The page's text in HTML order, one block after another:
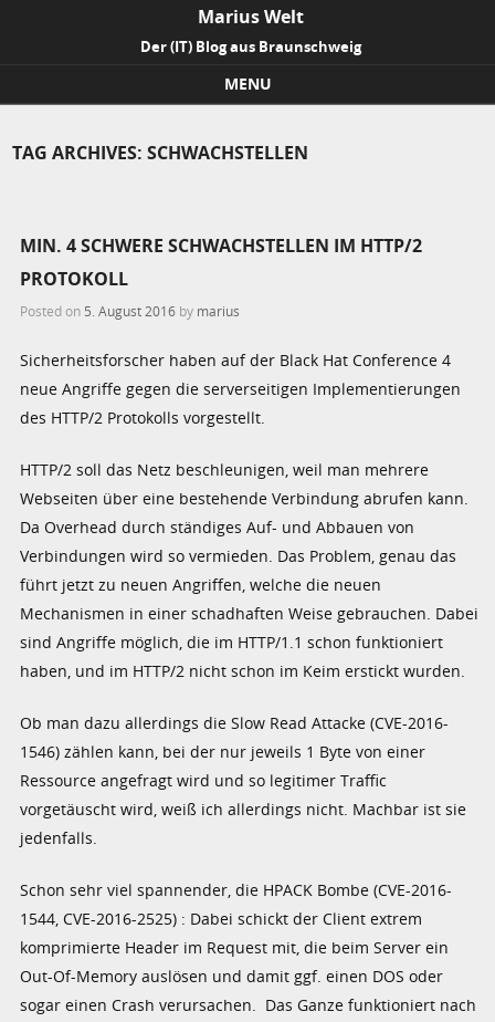
Marius Welt
Der (IT) Blog aus Braunschweig
MENU
TAG ARCHIVES:SCHWACHSTELLEN
MIN. 4 SCHWERE SCHWACHSTELLEN IM HTTP/2
PROTOKOLL
Posted on 5. August 2016 by marius
Sicherheitsforscher haben auf der Black Hat Conference 4
neue Angriffe gegen die serverseitigen Implementierungen
des HTTP/2 Protokolls vorgestellt.
HTTP/2 soll das Netz beschleunigen, weil man mehrere
Webseiten über eine bestehende Verbindung abrufen kann.
Da Overhead durch ständiges Auf- und Abbauen von
Verbindungen wird so vermieden. Das Problem, genau das
führt jetzt zu neuen Angriffen, welche die neuen
Mechanismen in einer schadhaften Weise gebrauchen. Dabei
sind Angriffe möglich, die im HTTP/1.1 schon funktioniert
haben, und im HTTP/2 nicht schon im Keim erstickt wurden.
Ob man dazu allerdings die Slow Read Attacke (CVE-2016-
1546) zählen kann, bei der nur jeweils 1 Byte von einer
Ressource angefragt wird und so legitimer Traffic
vorgetäuscht wird, weiß ich allerdings nicht. Machbar ist sie
jedenfalls.
Schon sehr viel spannender, die HPACK Bombe (CVE-2016-
1544, CVE-2016-2525) : Dabei schickt der Client extrem
komprimierte Header im Request mit, die beim Server ein
Out-Of-Memory auslösen und damit ggf. einen DOS oder
sogar einen Crash verursachen. Das Ganze funktioniert nach